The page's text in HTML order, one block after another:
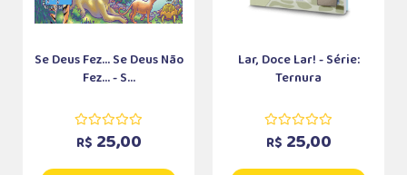
Se Deus Fez... Se Deus Não
Fez... - S...
R$ 25,00
Lar, Doce Lar! - Série:
Ternura
R$ 25,00